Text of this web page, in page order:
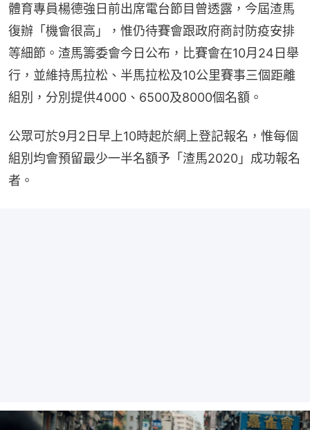
體育專員楊德強日前出席電台節目曾透露，今屆渣馬
復辦「機會很高」，惟仍待賽會跟政府商討防疫安排
等細節。渣馬籌委會今日公布，比賽會在10月24日舉
行，並維持馬拉松、半馬拉松及10公里賽事三個距離
組別，分別提供4000、6500及8000個名額。
公眾可於9月2日早上10時起於網上登記報名，惟每個
組別均會預留最少一半名額予「渣馬2020」成功報名
者。